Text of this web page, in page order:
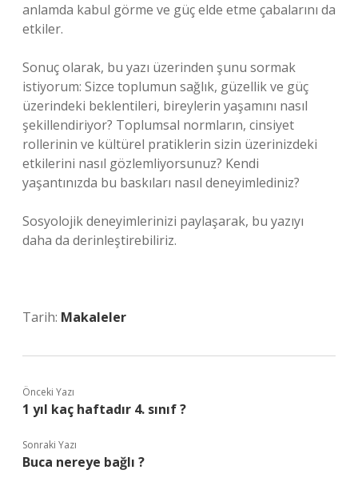
anlamda kabul görme ve güç elde etme çabalarını da
etkiler.
Sonuç olarak, bu yazı üzerinden şunu sormak
istiyorum: Sizce toplumun sağlık, güzellik ve güç
üzerindeki beklentileri, bireylerin yaşamını nasıl
şekillendiriyor? Toplumsal normların, cinsiyet
rollerinin ve kültürel pratiklerin sizin üzerinizdeki
etkilerini nasıl gözlemliyorsunuz? Kendi
yaşantınızda bu baskıları nasıl deneyimlediniz?
Sosyolojik deneyimlerinizi paylaşarak, bu yazıyı
daha da derinleştirebiliriz.
Tarih: Makaleler
Önceki Yazı
1 yıl kaç haftadır 4. sınıf ?
Sonraki Yazı
Buca nereye bağlı ?